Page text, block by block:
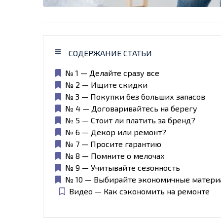
СОДЕРЖАНИЕ СТАТЬИ
№ 1 — Делайте сразу все
№ 2 — Ищите скидки
№ 3 — Покупки без больших запасов
№ 4 — Договаривайтесь на берегу
№ 5 — Стоит ли платить за бренд?
№ 6 — Декор или ремонт?
№ 7 — Просите гарантию
№ 8 — Помните о мелочах
№ 9 — Учитывайте сезонность
№ 10 — Выбирайте экономичные
Видео — Как сэкономить на ремонте